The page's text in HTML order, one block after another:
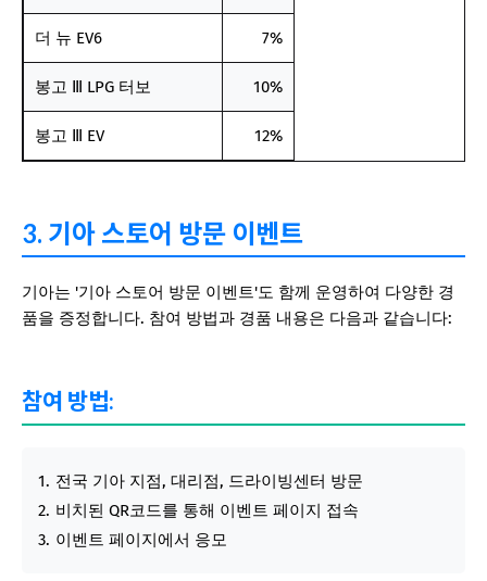
더 뉴 EV6 7%
봉고 Ⅲ LPG 터보 10%
봉고 Ⅲ EV 12%
3. 기아 스토어 방문 이벤트
기아는 '기아 스토어 방문 이벤트'도 함께 운영하여 다양한 경
품을 증정합니다. 참여 방법과 경품 내용은 다음과 같습니다:
참여 방법:
전국 기아 지점, 대리점, 드라이빙센터 방문
비치된 QR코드를 통해 이벤트 페이지 접속
이벤트 페이지에서 응모